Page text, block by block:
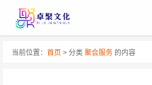
当前位置： 首页 > 分类 聚会服务 的内容